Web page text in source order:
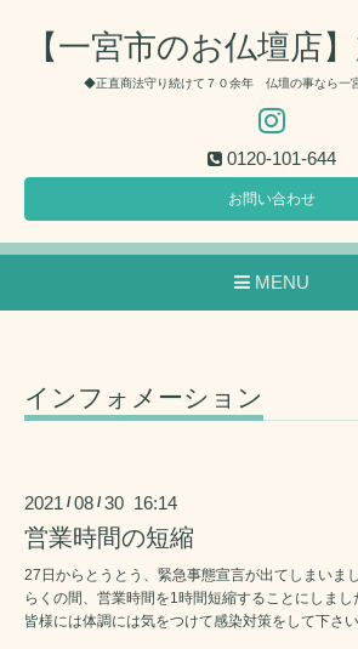
【一宮市のお仏壇店
◆正直商法守り続けて７０余年 仏壇の事なら一
0120-101-644
お問い合わせ
MENU
インフォメーション
2021 /08 /30 16:14
営業時間の短縮
27日からとうとう、緊急事態宣言が出てしまいま
らくの間、営業時間を1時間短縮することにしまし
皆様には体調には気をつけて感染対策をして下さい